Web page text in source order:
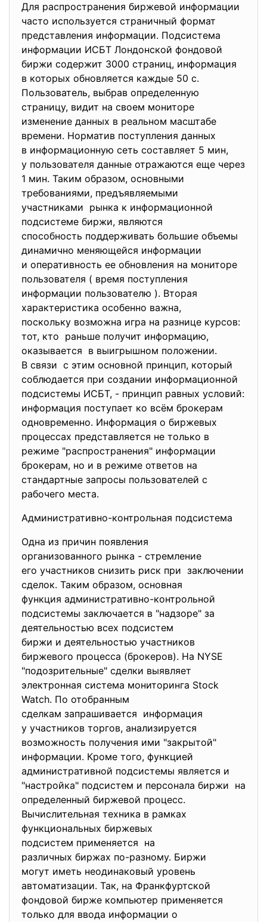
Для распространения биржевой информации
часто используется страничный формат
представления информации. Подсистема
информации ИСБТ Лондонской фондовой
биржи содержит 3000 страниц, информация
в которых обновляется каждые 50 с.
Пользователь, выбрав определенную
страницу, видит на своем мониторе
изменение данных в реальном масштабе
времени. Норматив поступления данных
в информационную сеть составляет 5 мин,
у пользователя данные отражаются еще через
1 мин. Таким образом, основными
требованиями, предъявляемыми
участниками рынка к информационной
подсистеме биржи, являются
способность поддерживать большие объемы
динамично меняющейся информации
и оперативность ее обновления на мониторе
пользователя ( время поступления
информации пользователю ). Вторая
характеристика особенно важна,
поскольку возможна игра на разнице курсов:
тот, кто раньше получит информацию,
оказывается в выигрышном положении.
В связи с этим основной принцип, который
соблюдается при создании информационной
подсистемы ИСБТ, - принцип равных условий:
информация поступает ко всём брокерам
одновременно. Информация о биржевых
процессах представляется не только в
режиме "распространения" информации
брокерам, но и в режиме ответов на
стандартные запросы пользователей с
рабочего места.
Административно-контрольная подсистема
Одна из причин появления
организованного рынка - стремление
его участников снизить риск при заключении
сделок. Таким образом, основная
функция административно-контрольной
подсистемы заключается в "надзоре" за
деятельностью всех подсистем
биржи и деятельностью участников
биржевого процесса (брокеров). На NYSE
"подозрительные" сделки выявляет
электронная система мониторинга Stock
Watch. По отобранным
сделкам запрашивается информация
у участников торгов, анализируется
возможность получения ими "закрытой"
информации. Кроме того, функцией
административной подсистемы является и
"настройка" подсистем и персонала биржи на
определенный биржевой процесс.
Вычислительная техника в рамках
функциональных биржевых
подсистем применяется на
различных биржах по-разному. Биржи
могут иметь неодинаковый уровень
автоматизации. Так, на Франкфуртской
фондовой бирже компьютер применяется
только для ввода информации о